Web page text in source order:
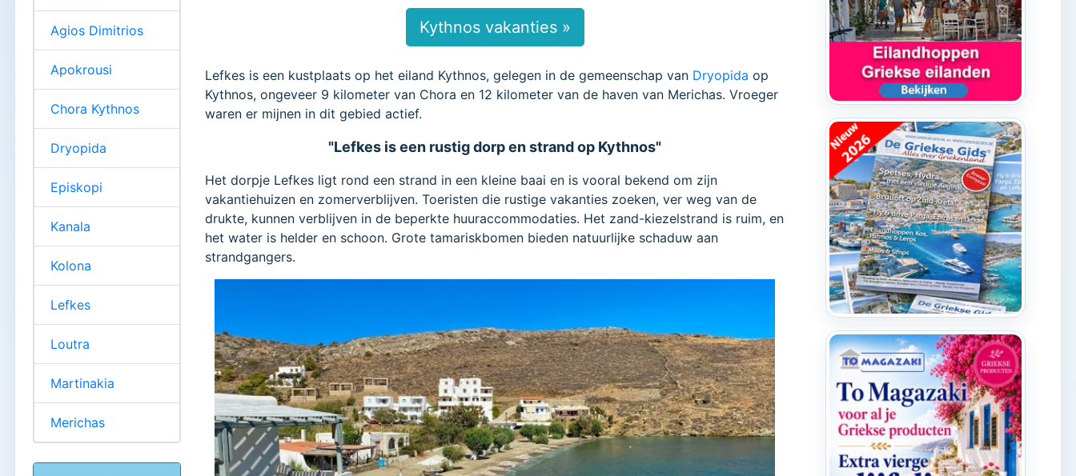
Kythnos vakanties »
Lefkes is een kustplaats op het eiland Kythnos, gelegen in de gemeenschap van Dryopida op
Kythnos, ongeveer 9 kilometer van Chora en 12 kilometer van de haven van Merichas. Vroeger
waren er mijnen in dit gebied actief.
"Lefkes is een rustig dorp en strand op Kythnos"
Het dorpje Lefkes ligt rond een strand in een kleine baai en is vooral bekend om zijn
vakantiehuizen en zomerverblijven. Toeristen die rustige vakanties zoeken, ver weg van de
drukte, kunnen verblijven in de beperkte huuraccommodaties. Het zand-kiezelstrand is ruim, en
het water is helder en schoon. Grote tamariskbomen bieden natuurlijke schaduw aan
strandgangers.
Agios Dimitrios
Apokrousi
Chora Kythnos
Dryopida
Episkopi
Kanala
Kolona
Lefkes
Loutra
Martinakia
Merichas